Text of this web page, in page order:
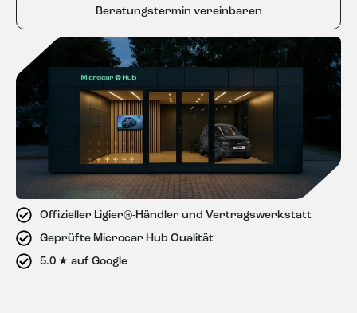
-Perfekt für Minderjährige und Auszubildende
-Umweltfreundlich & kostengünstig
-Kompaktes Liefer- und Servicefahrzeug
Jetzt sichern & Probefahrt vereinbaren!
Du möchtest dieses exklusive Leichtfahrzeug fahren?
Kontaktiere uns jetzt für weitere Informationen oder eine
Probefahrt!
Standort: Microcar Store / Robert Rose GmbH
Oberste-Wilms-Straße 16, 44309 Dortmund
Telefon: 0231 56205615
E-Mail: kontakt@microcarhub.de
Wir freuen uns auf deine Anfrage!
Infos zum Unternehmen:
Beratungstermin vereinbaren
Offizieller Ligier®-Händler und Vertragswerkstatt
Geprüfte Microcar Hub Qualität
5.0 ★ auf Google